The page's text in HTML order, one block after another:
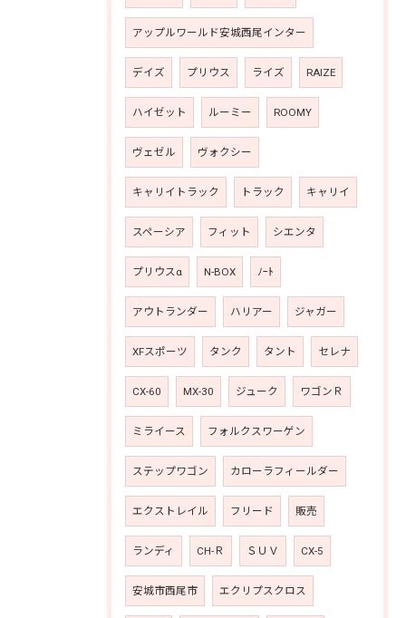
アップルワールド安城西尾インター
デイズ プリウス ライズ RAIZE
ハイゼット ルーミー ROOMY
ヴェゼル ヴォクシー
キャリイトラック トラック キャリイ
スペーシア フィット シエンタ
プリウスα N-BOX ﾉｰﾄ
アウトランダー ハリアー ジャガー
XFスポーツ タンク タント セレナ
CX-60 MX-30 ジューク ワゴンＲ
ミライース フォルクスワーゲン
ステップワゴン カローラフィールダー
エクストレイル フリード 販売
ランディ CH-Ｒ ＳＵＶ CX-5
安城市西尾市 エクリプスクロス